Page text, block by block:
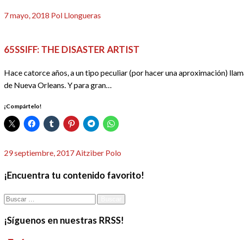
Publicado
7 mayo, 2018 Pol Llongueras
65SSIFF: THE DISASTER ARTIST
Hace catorce años, a un tipo peculiar (por hacer una aproximación)
de Nueva Orleans. Y para gran…
¡Compártelo!
Publicado
29 septiembre, 2017Aitziber Polo
¡Encuentra tu contenido favorito!
Buscar:
¡Síguenos en nuestras RRSS!